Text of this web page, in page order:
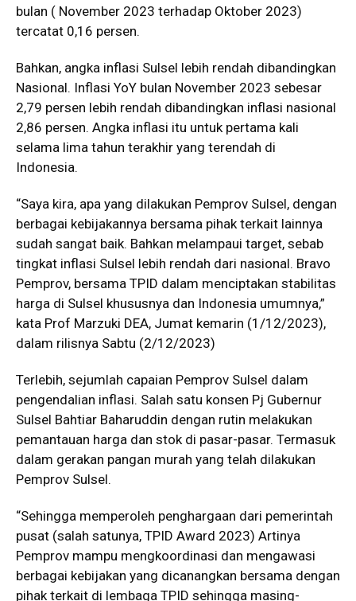
bulan ( November 2023 terhadap Oktober 2023)
tercatat 0,16 persen.
Bahkan, angka inflasi Sulsel lebih rendah dibandingkan
Nasional. Inflasi YoY bulan November 2023 sebesar
2,79 persen lebih rendah dibandingkan inflasi nasional
2,86 persen. Angka inflasi itu untuk pertama kali
selama lima tahun terakhir yang terendah di
Indonesia.
“Saya kira, apa yang dilakukan Pemprov Sulsel, dengan
berbagai kebijakannya bersama pihak terkait lainnya
sudah sangat baik. Bahkan melampaui target, sebab
tingkat inflasi Sulsel lebih rendah dari nasional. Bravo
Pemprov, bersama TPID dalam menciptakan stabilitas
harga di Sulsel khususnya dan Indonesia umumnya,”
kata Prof Marzuki DEA, Jumat kemarin (1/12/2023),
dalam rilisnya Sabtu (2/12/2023)
Terlebih, sejumlah capaian Pemprov Sulsel dalam
pengendalian inflasi. Salah satu konsen Pj Gubernur
Sulsel Bahtiar Baharuddin dengan rutin melakukan
pemantauan harga dan stok di pasar-pasar. Termasuk
dalam gerakan pangan murah yang telah dilakukan
Pemprov Sulsel.
“Sehingga memperoleh penghargaan dari pemerintah
pusat (salah satunya, TPID Award 2023) Artinya
Pemprov mampu mengkoordinasi dan mengawasi
berbagai kebijakan yang dicanangkan bersama dengan
pihak terkait di lembaga TPID sehingga masing-